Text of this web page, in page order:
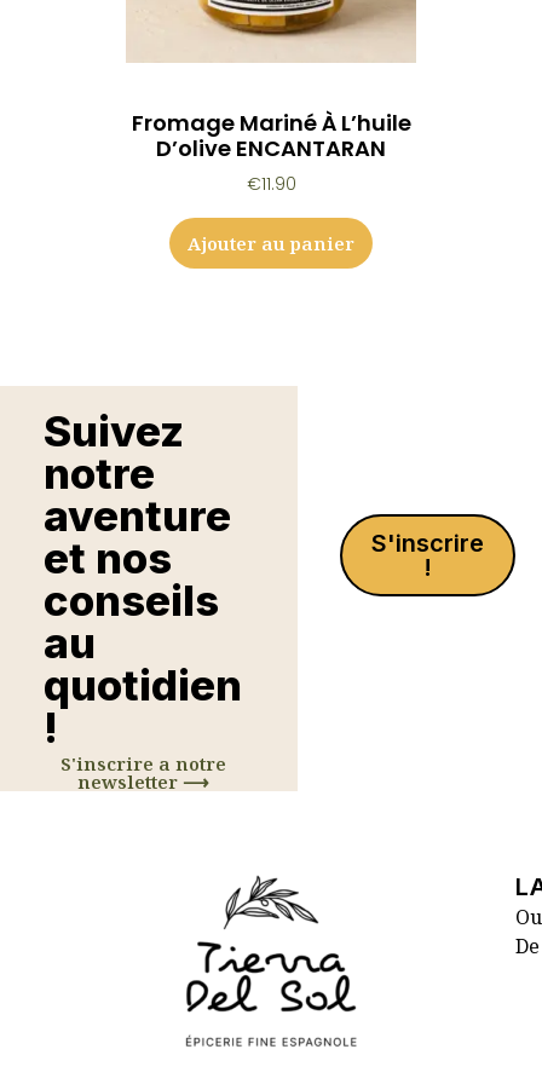
Fromage Mariné À L’huile
D’olive ENCANTARAN
€11.90
Ajouter au panier
Suivez
notre
aventure
et nos
conseils
au
quotidien
!
S'inscrire a notre
newsletter ⟶
S'inscrire
!